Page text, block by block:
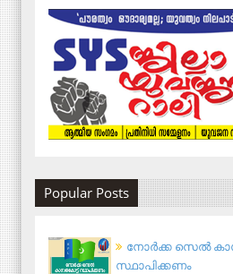
Popular Posts
നോര്‍ക്ക സെല്‍
സ്ഥാപിക്കണം